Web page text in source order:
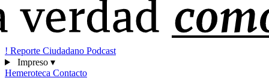
! Reporte Ciudadano Podcast
Impreso ▾
Hemeroteca Contacto